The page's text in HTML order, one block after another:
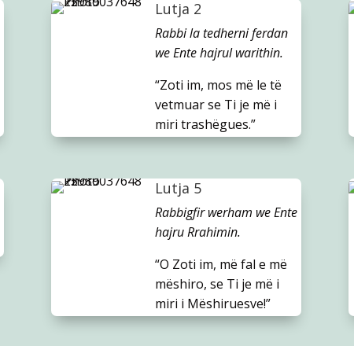
Lutja 2
Rabbi la tedherni ferdan
we Ente hajrul warithin.
“Zoti im, mos më le të
vetmuar se Ti je më i
miri trashëgues.”
Lutja 5
Rabbigfir werham we Ente
hajru Rrahimin.
“O Zoti im, më fal e më
mëshiro, se Ti je më i
miri i Mëshiruesve!”